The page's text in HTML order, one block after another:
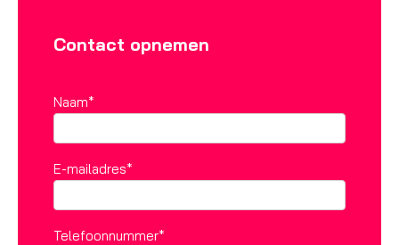
Contact opnemen
Naam*
E-mailadres*
Telefoonnummer*